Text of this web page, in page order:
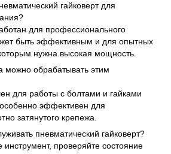
гайковерт для
для профессионального
быть эффективным и для опытных
нужна высокая мощность.
можно обрабатывать этим
для работы с болтами и гайками
эффективен для
затянутого крепежа.
пневматический гайковерт?
инструмент, проверяйте состояние